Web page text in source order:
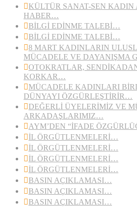
KÜLTÜR SANAT-SEN
HABER…
BİLGİ EDİNME TALEBİ…
BİLGİ EDİNME TALEBİ…
8 MART KADINLARIN
MÜCADELE VE DAYANIŞMA
OTOKRATLAR,
KORKAR…
MÜCADELE KADINLARI
DÜNYAYI ÖZGÜRLEŞTİRİR…
DEĞERLİ ÜYELERİMİZ VE
ARKADAŞLARIMIZ…
AYM’DEN “İFADE
İL ÖRGÜTLENMELERİ…
İL ÖRGÜTLENMELERİ…
İL ÖRGÜTLENMELERİ…
İL ÖRGÜTLENMELERİ…
BASIN AÇIKLAMASI…
BASIN AÇIKLAMASI…
BASIN AÇIKLAMASI…